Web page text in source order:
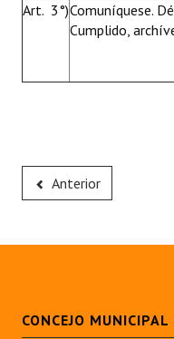
Art. 3°)Comuníquese.
Cumplido,
Anterior
CONCEJO